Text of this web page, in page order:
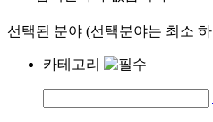
선택된 분야 (선택분야는 최소
카테고리